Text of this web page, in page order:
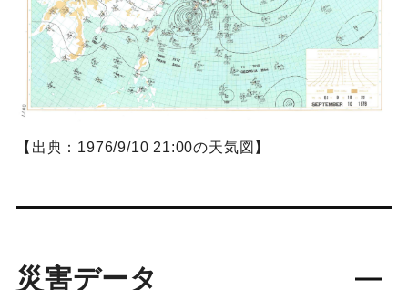
【出典：1976/9/10 21:00の天気図】
災害データ